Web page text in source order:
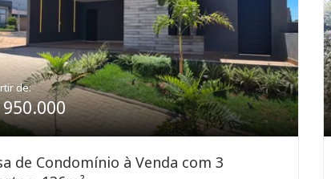
de:
950.000
de Condomínio à Venda com 3